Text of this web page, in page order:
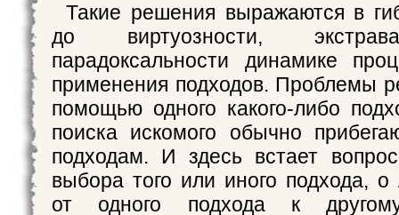
Такие решения выражаются в
до виртуозности,
парадоксальности динамике
применения подходов. Проблемы
помощью одного какого-либо
поиска искомого обычно
подходам. И здесь встает
выбора того или иного подхода, о
от одного подхода к